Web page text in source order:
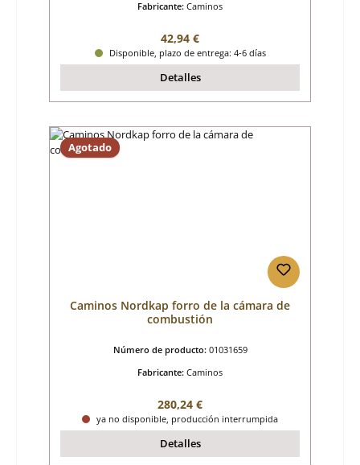
Fabricante: Caminos
Precio normal:
42,94 €
Disponible, plazo de entrega: 4-6 días
Detalles
Agotado
Caminos Nordkap forro de la cámara de
combustión
Número de producto: 01031659
Fabricante: Caminos
Precio normal:
280,24 €
ya no disponible, producción interrumpida
Detalles